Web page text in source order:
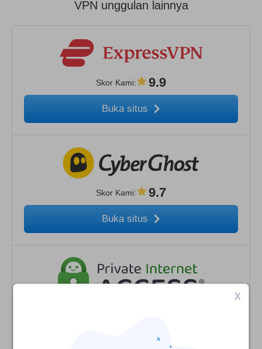
VPN unggulan lainnya
Skor Kami: 9.9
Buka situs
Skor Kami: 9.7
Buka situs
X